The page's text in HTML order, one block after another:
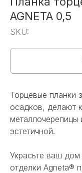
AGNETA 0,5
SKU:
Торцевые планки
осадков, делают
металлочерепицы
эстетичной.
Украсьте ваш
отделки Agneta®